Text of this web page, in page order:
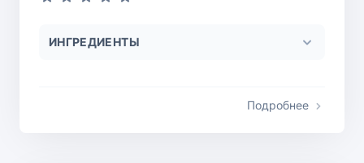
ИНГРЕДИЕНТЫ
Подробнее